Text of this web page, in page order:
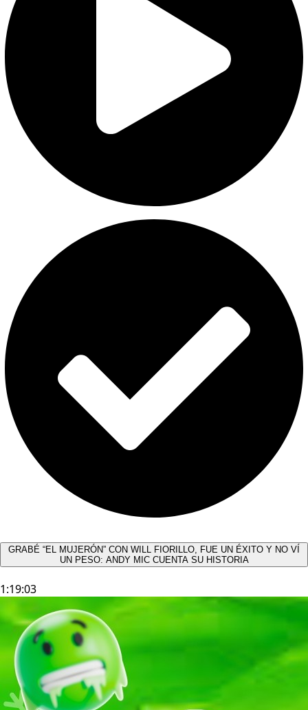
GRABÉ “EL MUJERÓN” CON WILL FIORILLO, FUE UN ÉXITO Y NO VÍ
UN PESO: ANDY MIC CUENTA SU HISTORIA
1:19:03